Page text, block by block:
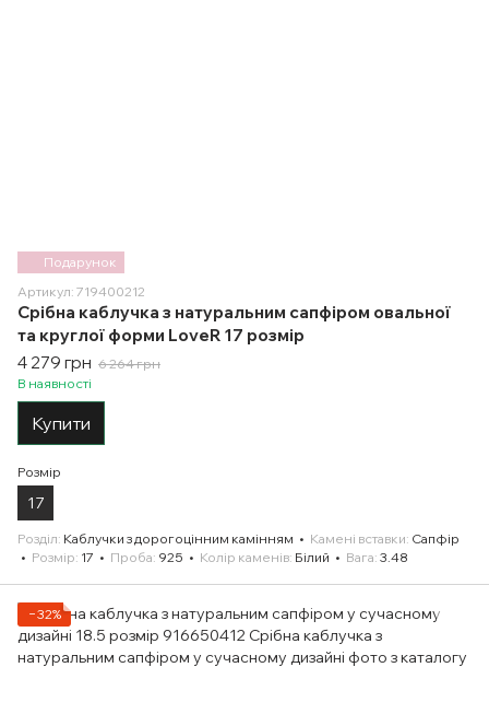
Подарунок
Артикул: 719400212
Срібна каблучка з натуральним сапфіром овальної
та круглої форми LoveR 17 розмір
4 279 грн 6 264 грн
В наявності
Купити
Розмір
17
Розділ Каблучки з дорогоцінним камінням Камені вставки Сапфір
Розмір 17 Проба 925 Колір каменів Білий Вага 3.48
−32%